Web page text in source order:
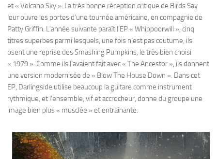
et « Volcano Sky ». La très bonne réception critique de Birds Say
leur ouvre les portes d’une tournée américaine, en compagnie de
Patty Griffin. L’année suivante paraît l’EP « Whippoorwill », cinq
titres superbes parmi lesquels, une fois n’est pas coutume, ils
osent une reprise des Smashing Pumpkins, le très bien choisi
« 1979 ». Comme ils l’avaient fait avec « The Ancestor », ils donnent
une version modernisée de « Blow The House Down ». Dans cet
EP, Darlingside utilise beaucoup la guitare comme instrument
rythmique, et l’ensemble, vif et accrocheur, donne du groupe une
image bien plus « musclée » et entraînante.